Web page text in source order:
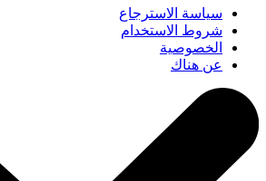
سياسة الاسترجاع
شروط الاستخدام
الخصوصية
عن هناك